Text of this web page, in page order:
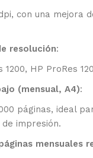
con una mejora
resolución:
1200, HP ProRes
(mensual, A4):
páginas, ideal
impresión.
mensuales